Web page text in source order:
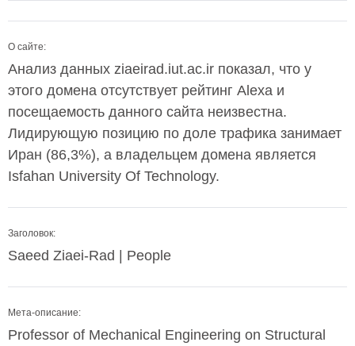
О сайте:
Анализ данных ziaeirad.iut.ac.ir показал, что у
этого домена отсутствует рейтинг Alexa и
посещаемость данного сайта неизвестна.
Лидирующую позицию по доле трафика занимает
Иран (86,3%), а владельцем домена является
Isfahan University Of Technology.
Заголовок:
Saeed Ziaei-Rad | People
Мета-описание:
Professor of Mechanical Engineering on Structural